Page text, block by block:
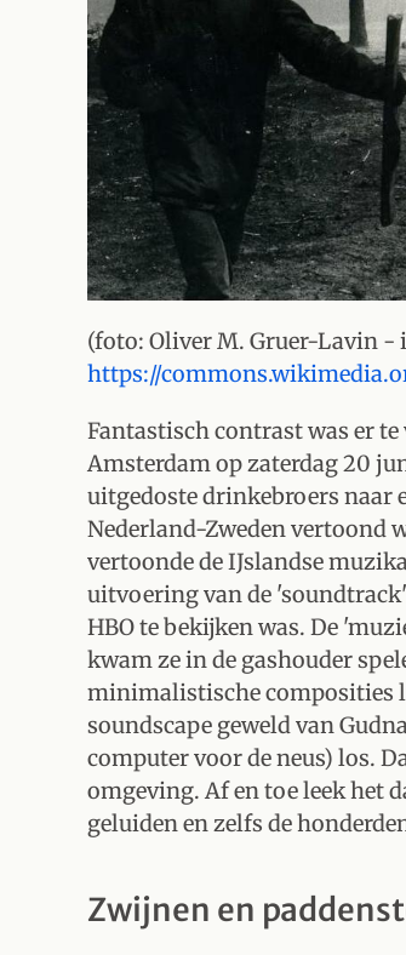
(foto: Oliver M. Gruer-Lavin -
https://
Fantastisch contrast was er
Amsterdam op zaterdag 20
uitgedoste drinkebroers naar
Nederland-Zweden vertoond
vertoonde de IJslandse
uitvoering van de
HBO te bekijken was. De
kwam ze in de gashouder
minimalistische composities
soundscape geweld van
computer voor de neus) los.
omgeving. Af en toe leek het
geluiden en zelfs de
Zwijnen en